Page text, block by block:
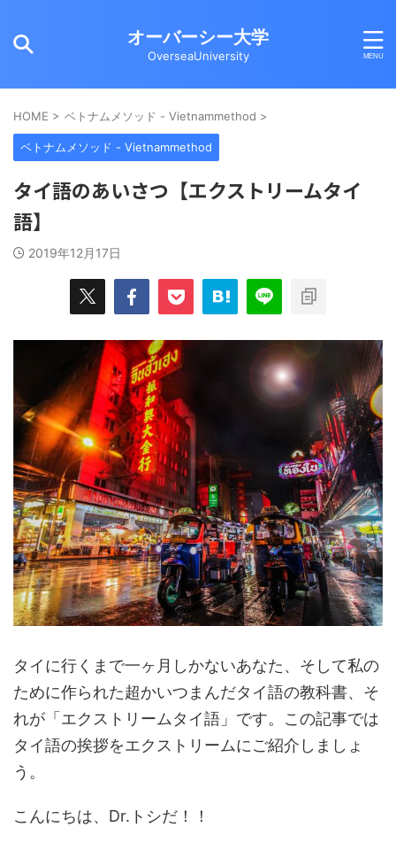
オーバーシー大学
OverseaUniversity
HOME > ベトナムメソッド - Vietnammethod >
ベトナムメソッド - Vietnammethod
タイ語のあいさつ【エクストリームタイ
語】
2019年12月17日
タイに行くまで一ヶ月しかないあなた、そして私の
ために作られた超かいつまんだタイ語の教科書、そ
れが「エクストリームタイ語」です。この記事では
タイ語の挨拶をエクストリームにご紹介しましょ
う。
こんにちは、Dr.トシだ！！